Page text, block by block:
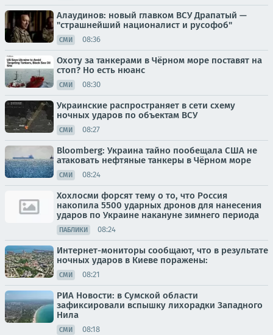
Алаудинов: новый главком ВСУ Драпатый —
"страшнейший националист и русофоб"
СМИ 08:36
Охоту за танкерами в Чёрном море поставят на
стоп? Но есть нюанс
СМИ 08:30
Украинские распространяет в сети схему
ночных ударов по объектам ВСУ
СМИ 08:27
Bloomberg: Украина тайно пообещала США не
атаковать нефтяные танкеры в Чёрном море
СМИ 08:24
Хохлосми форсят тему о то, что Россия
накопила 5500 ударных дронов для нанесения
ударов по Украине накануне зимнего периода
ПАБЛИКИ 08:24
Интернет-мониторы сообщают, что в результате
ночных ударов в Киеве поражены:
СМИ 08:21
РИА Новости: в Сумской области
зафиксировали вспышку лихорадки Западного
Нила
СМИ 08:18